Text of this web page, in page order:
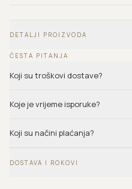
DETALJI PROIZVODA
ČESTA PITANJA
Koji su troškovi dostave?
Koje je vrijeme isporuke?
Koji su načini plaćanja?
DOSTAVA I ROKOVI